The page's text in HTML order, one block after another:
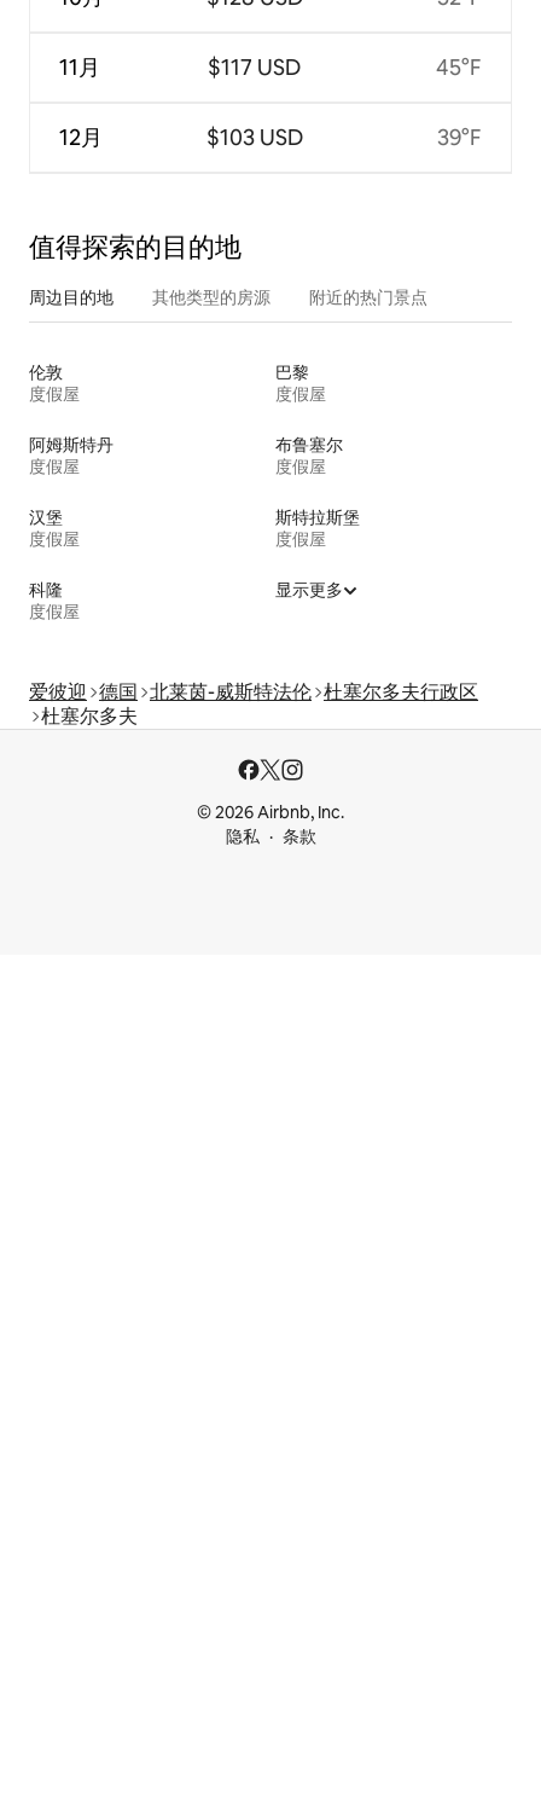
11月
12月
$117 USD
$103 USD
45°F
39°F
值得探索的目的地
周边目的地 其他类型的房源 附近的热门景点
伦敦
度假屋
巴黎
度假屋
阿姆斯特丹
度假屋
布鲁塞尔
度假屋
汉堡
度假屋
斯特拉斯堡
度假屋
科隆
度假屋
显示更多
爱彼迎 德国 北莱茵-威斯特法伦 杜塞尔多夫行政区
杜塞尔多夫
© 2026 Airbnb, Inc.
隐私
条款